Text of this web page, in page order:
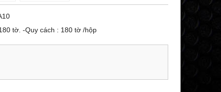
tờ. -Quy cách : 180 tờ /hộp